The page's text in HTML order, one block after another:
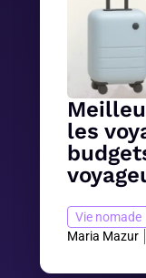
les
Vie nomade
Maria Mazur